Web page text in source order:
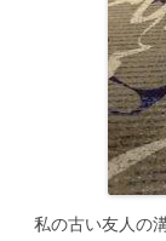
私の古い友人の